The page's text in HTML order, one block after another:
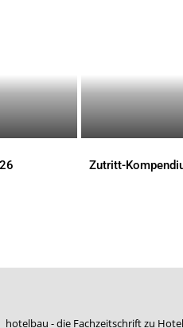
Zutritt-
hotelbau - die Fachzeitschrift zu